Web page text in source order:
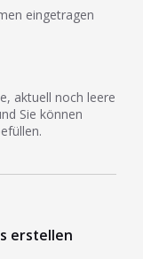
eingetragen
aktuell noch leere
Sie können
erstellen